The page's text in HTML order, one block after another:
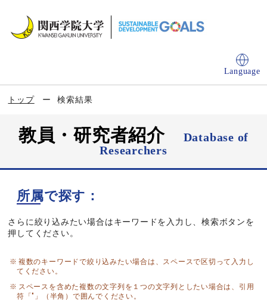
Language
トップ 検索結果
教員・研究者紹介
Database of
Researchers
所属で探す：
さらに絞り込みたい場合はキーワードを入力し、検索ボタンを
押してください。
複数のキーワードで絞り込みたい場合は、スペースで区切って入力し
てください。
スペースを含めた複数の文字列を１つの文字列としたい場合は、引用
符「"」（半角）で囲んでください。